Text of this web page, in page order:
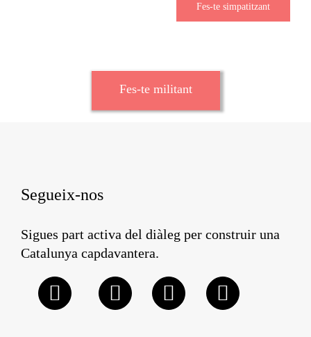
Fes-te simpatitzant
Fes-te militant
Segueix-nos
Sigues part activa del diàleg per construir una
Catalunya capdavantera.